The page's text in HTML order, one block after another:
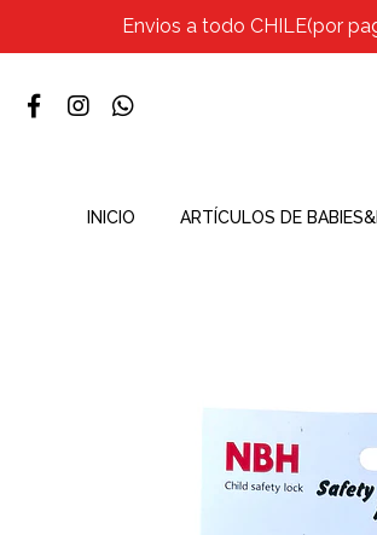
Envios a todo CHILE(por
INICIO ARTÍCULOS DE